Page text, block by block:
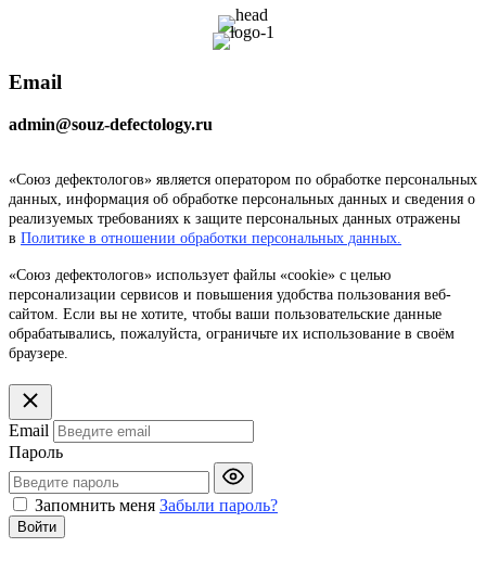
Email
admin@souz-defectology.ru
«Союз дефектологов» является оператором по обработке персональных
данных, информация об обработке персональных данных и сведения о
реализуемых требованиях к защите персональных данных отражены
в Политике в отношении обработки персональных данных.
«Союз дефектологов» использует файлы «cookie» с целью
персонализации сервисов и повышения удобства пользования веб-
сайтом. Если вы не хотите, чтобы ваши пользовательские данные
обрабатывались, пожалуйста, ограничьте их использование в своём
браузере.
Email
Пароль
Запомнить меня Забыли пароль?
Войти